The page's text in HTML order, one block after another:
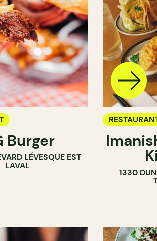
Burger
LÉVESQUE EST
LAVAL
1330